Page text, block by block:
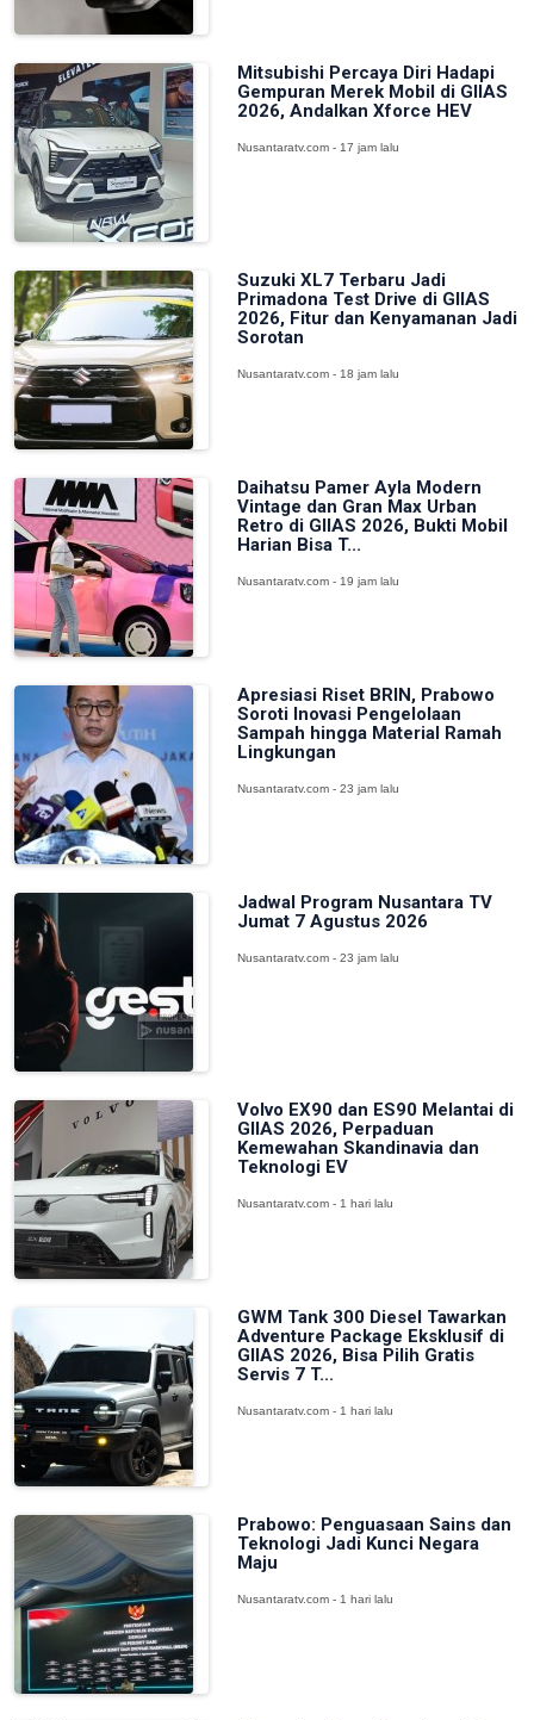
Mitsubishi Percaya Diri Hadapi
Gempuran Merek Mobil di GIIAS
2026, Andalkan Xforce HEV
Nusantaratv.com - 17 jam lalu
Suzuki XL7 Terbaru Jadi
Primadona Test Drive di GIIAS
2026, Fitur dan Kenyamanan Jadi
Sorotan
Nusantaratv.com - 18 jam lalu
Daihatsu Pamer Ayla Modern
Vintage dan Gran Max Urban
Retro di GIIAS 2026, Bukti Mobil
Harian Bisa T...
Nusantaratv.com - 19 jam lalu
Apresiasi Riset BRIN, Prabowo
Soroti Inovasi Pengelolaan
Sampah hingga Material Ramah
Lingkungan
Nusantaratv.com - 23 jam lalu
Jadwal Program Nusantara TV
Jumat 7 Agustus 2026
Nusantaratv.com - 23 jam lalu
Volvo EX90 dan ES90 Melantai di
GIIAS 2026, Perpaduan
Kemewahan Skandinavia dan
Teknologi EV
Nusantaratv.com - 1 hari lalu
GWM Tank 300 Diesel Tawarkan
Adventure Package Eksklusif di
GIIAS 2026, Bisa Pilih Gratis
Servis 7 T...
Nusantaratv.com - 1 hari lalu
Prabowo: Penguasaan Sains dan
Teknologi Jadi Kunci Negara
Maju
Nusantaratv.com - 1 hari lalu